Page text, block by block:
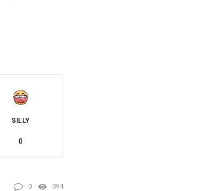
SILLY
0
0 394